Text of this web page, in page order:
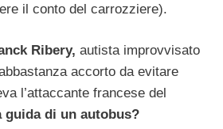
il conto del carrozziere).
Ribery, autista improvvisato
accorto da evitare
l’attaccante francese del
guida di un autobus?